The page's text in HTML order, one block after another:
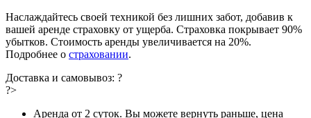
Наслаждайтесь своей техникой без лишних забот, добавив к
вашей аренде страховку от ущерба. Страховка покрывает 90%
убытков. Стоимость аренды увеличивается на 20%.
Подробнее о страховании.
Доставка и самовывоз: ?
?>
Аренда от 2 суток. Вы можете вернуть раньше, цена